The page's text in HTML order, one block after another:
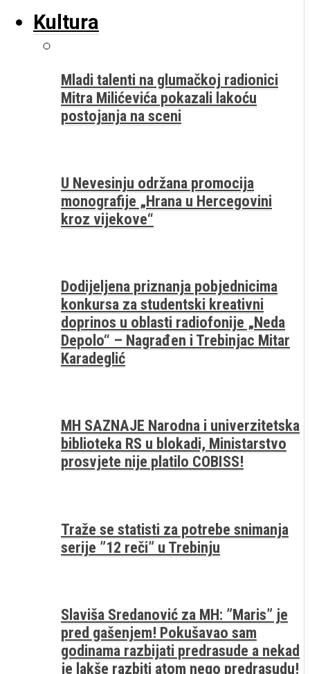
Kultura
Mladi talenti na glumačkoj radionici
Mitra Milićevića pokazali lakoću
postojanja na sceni
U Nevesinju održana promocija
monografije „Hrana u Hercegovini
kroz vijekove“
Dodijeljena priznanja pobjednicima
konkursa za studentski kreativni
doprinos u oblasti radiofonije „Neda
Depolo“ – Nagrađen i Trebinjac Mitar
Karadeglić
MH SAZNAJE Narodna i univerzitetska
biblioteka RS u blokadi, Ministarstvo
prosvjete nije platilo COBISS!
Traže se statisti za potrebe snimanja
serije ”12 reči” u Trebinju
Slaviša Sredanović za MH: ”Maris” je
pred gašenjem! Pokušavao sam
godinama razbijati predrasude a nekad
je lakše razbiti atom nego predrasudu!